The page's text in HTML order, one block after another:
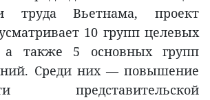
труда Вьетнама, проект
10 групп целевых
а также 5 основных групп
Среди них — повышение
представительской